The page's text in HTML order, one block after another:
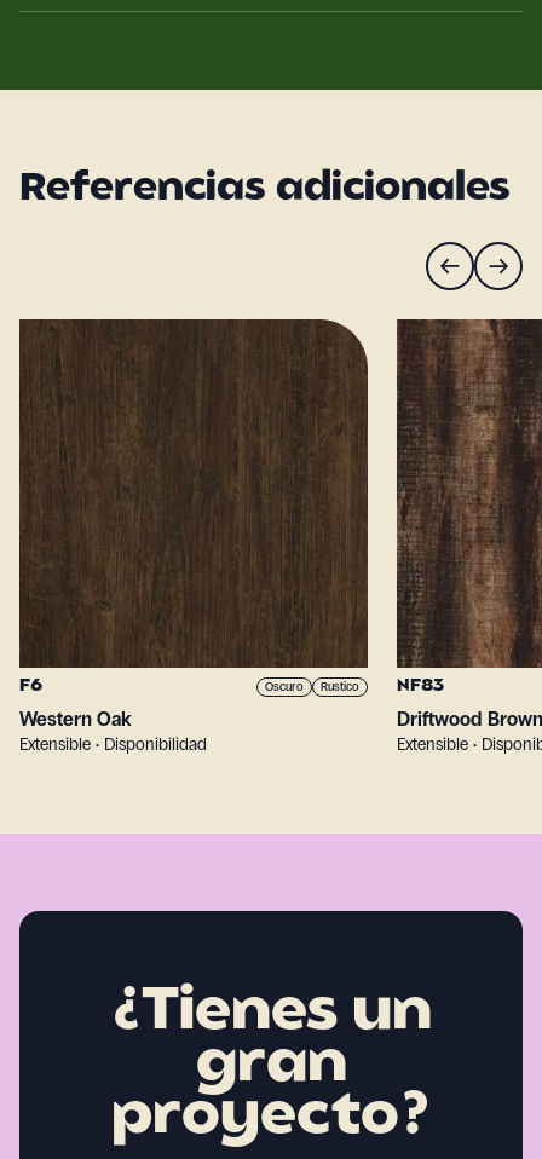
Referencias adicionales
F6 Oscuro Rustico
Western Oak
Extensible • Disponibilidad
NF83
Driftwood Brown
Extensible •
¿Tienes un
gran
proyecto?